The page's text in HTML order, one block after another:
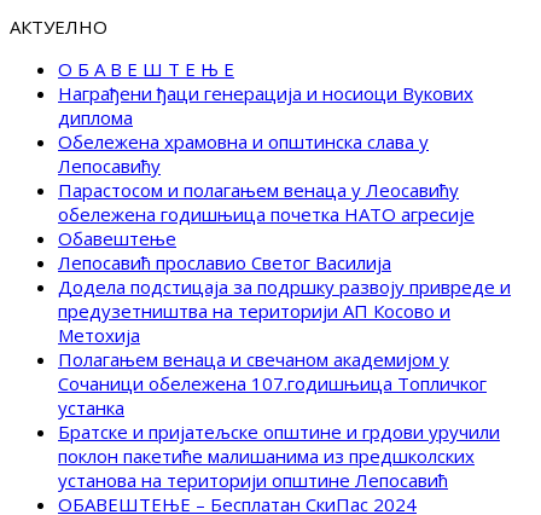
АКТУЕЛНО
О Б А В Е Ш Т Е Њ Е
Награђени ђаци генерација и носиоци Вукових
диплома
Обележена храмовна и општинска слава у
Лепосавићу
Парастосом и полагањем венаца у Леосавићу
обележена годишњица почетка НАТО агресије
Обавештење
Лепосавић прославио Светог Василија
Додела подстицаја за подршку развоју привреде и
предузетништва на територији АП Косово и
Метохија
Полагањем венаца и свечаном академијом у
Сочаници обележена 107.годишњица Топличког
устанка
Братске и пријатељске општине и грдови уручили
поклон пакетиће малишанима из предшколских
установа на територији општине Лепосавић
ОБАВЕШТЕЊЕ – Бесплатан СкиПас 2024